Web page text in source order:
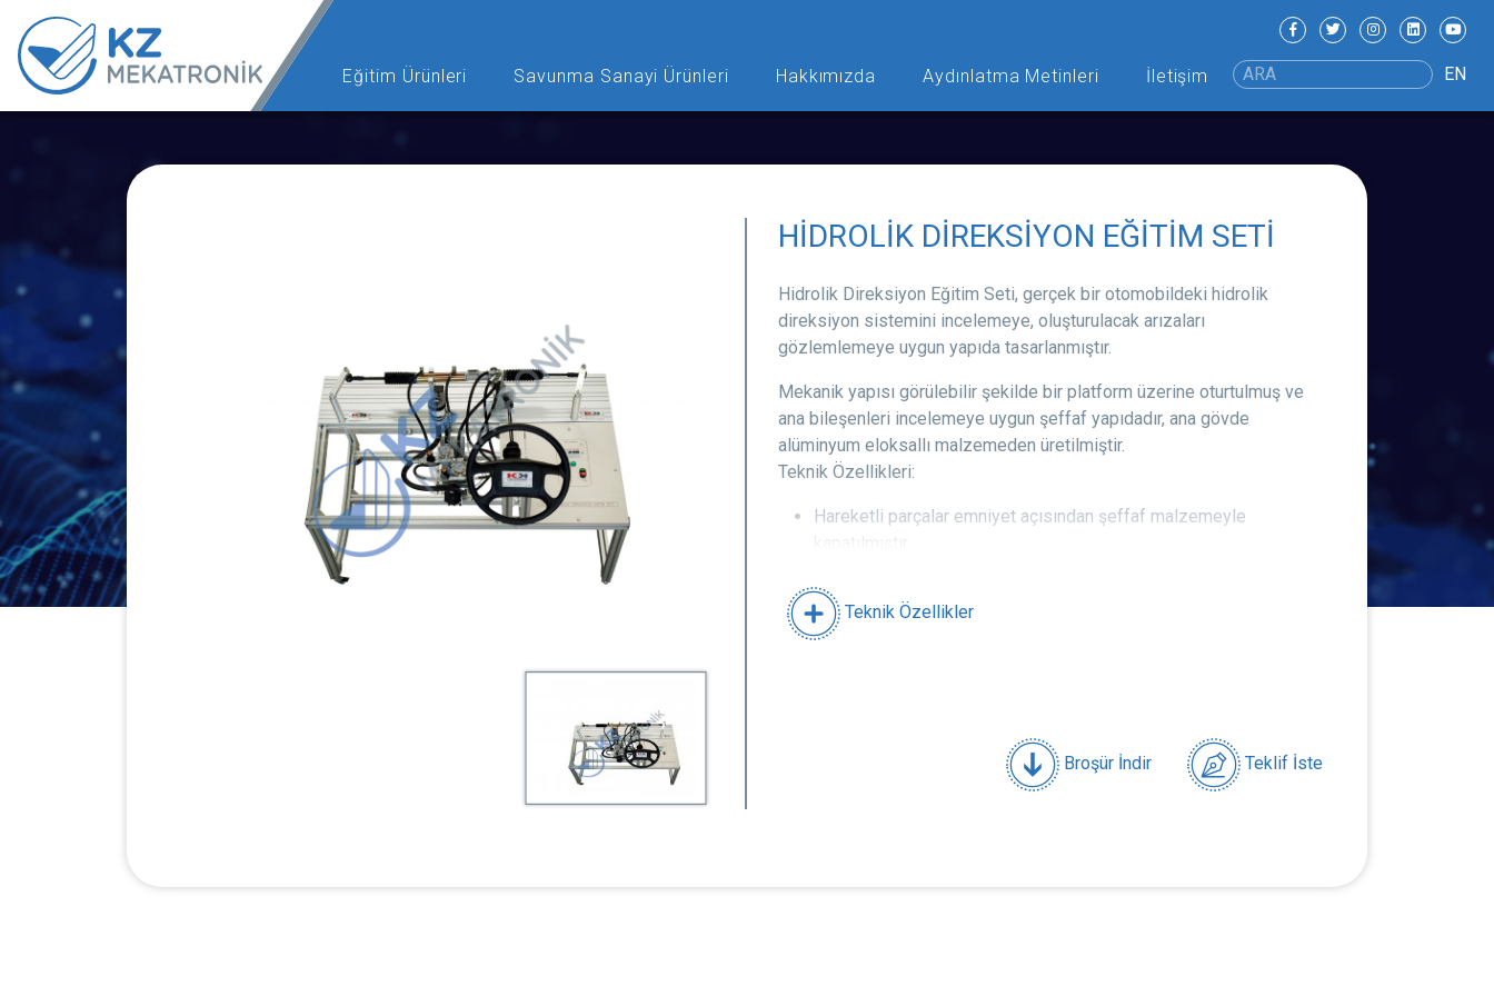
Eğitim Ürünleri Savunma Sanayi Ürünleri Hakkımızda Aydınlatma Metinleri İletişim EN
HİDROLİK DİREKSİYON EĞİTİM SETİ
Hidrolik Direksiyon Eğitim Seti, gerçek bir otomobildeki hidrolik
direksiyon sistemini incelemeye, oluşturulacak arızaları
gözlemlemeye uygun yapıda tasarlanmıştır.
Mekanik yapısı görülebilir şekilde bir platform üzerine oturtulmuş ve
ana bileşenleri incelemeye uygun şeffaf yapıdadır, ana gövde
alüminyum eloksallı malzemeden üretilmiştir.
Teknik Özellikleri:
Hareketli parçalar emniyet açısından şeffaf malzemeyle
kapatılmıştır.
Motor devrine bağlı olarak basınç değişimleri gözlemlenebilir.
Eğitim seti için hazırlanmış özel yazılım vemikrodenetleyici
• Sayısal manometreler ile okunan basınç değerleri bilgisayar
Teknik Özellikler
Broşür İndir Teklif İste